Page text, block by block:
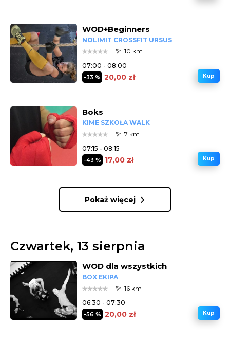
WOD+Beginners
NOLIMIT CROSSFIT URSUS
10 km
07:00 - 08:00
-33 % 20,00 zł Kup
Boks
KIME SZKOŁA WALK
7 km
07:15 - 08:15
-43 % 17,00 zł Kup
Pokaż więcej
Czwartek, 13 sierpnia
WOD dla wszystkich
BOX EKIPA
16 km
06:30 - 07:30
-56 % 20,00 zł Kup